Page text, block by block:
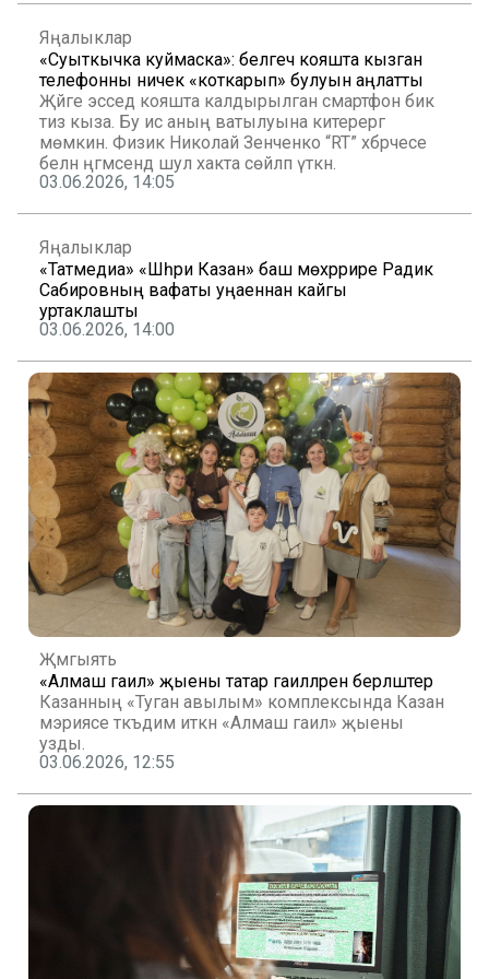
Яңалыклар
«Суыткычка куймаска»: белгеч кояшта кызган
телефонны ничек «коткарып» булуын аңлатты
Җәйге эсседә кояшта калдырылган смартфон бик
тиз кыза. Бу исә аның ватылуына китерергә
мөмкин. Физик Николай Зенченко “RT” хәбәрчесе
белән әңгәмәсендә шул хакта сөйләп үткән.
03.06.2026, 14:05
Яңалыклар
«Татмедиа» «Шәһри Казан» баш мөхәррире Радик
Сабировның вафаты уңаеннан кайгы
уртаклашты
03.06.2026, 14:00
Җәмгыять
«Алмаш гаилә» җыены татар гаиләләрен берләштерә
Казанның «Туган авылым» комплексында Казан
мэриясе тәкъдим иткән «Алмаш гаилә» җыены
узды.
03.06.2026, 12:55